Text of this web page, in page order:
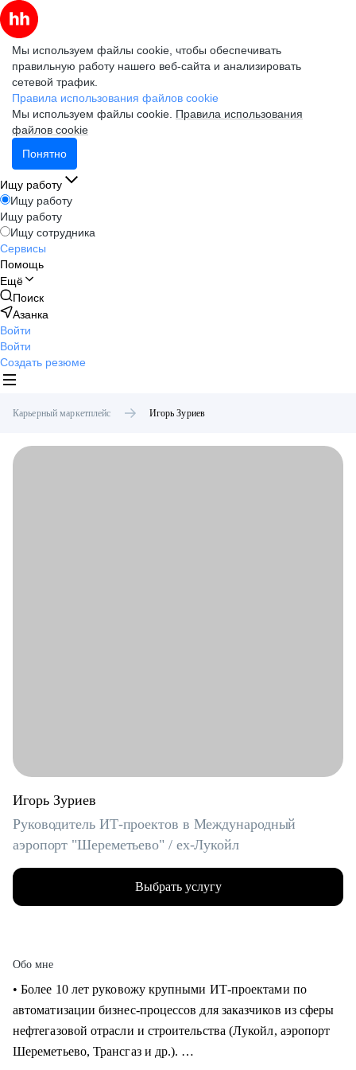
Мы используем файлы cookie, чтобы обеспечивать
правильную работу нашего веб-сайта и анализировать
сетевой трафик.
Правила использования файлов cookie
Мы используем файлы cookie. Правила использования
файлов cookie
Понятно
Ищу работу
Ищу работу
Ищу работу
Ищу сотрудника
Сервисы
Помощь
Ещё
Поиск
Азанка
Войти
Войти
Создать резюме
Карьерный маркетплейс Игорь Зуриев
Игорь Зуриев
Руководитель ИТ-проектов в Международный
аэропорт "Шереметьево" / ex-Лукойл
Выбрать услугу
Обо мне
• Более 10 лет руковожу крупными ИТ-проектами по
автоматизации бизнес-процессов для заказчиков из сферы
нефтегазовой отрасли и строительства (Лукойл, аэропорт
Шереметьево, Трансгаз и др.).